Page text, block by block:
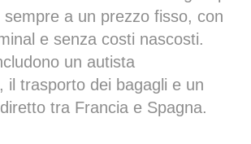
sempre a un prezzo fisso, con
e senza costi nascosti.
un autista
il trasporto dei bagagli e un
tra Francia e Spagna.